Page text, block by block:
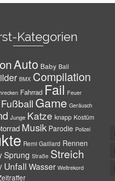
Kategorien
Auto Baby Ball
BMX Compilation
Fahrrad Fail Feuer
Fußball Game Geräusch
Junge Katze knapp Kostüm
Musik Parodie Polizei
Remi Gaillard Rennen
Sprung Straße Streich
Unfall Wasser Weltrekord